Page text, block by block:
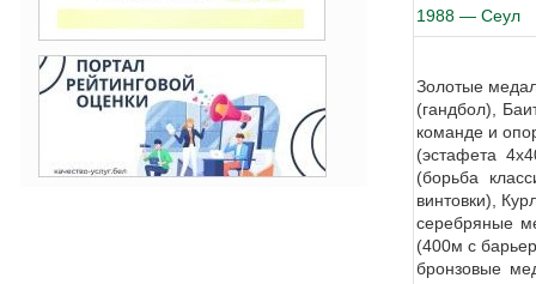
1988 — Сеул
Золотые
(гандбол),
команде и
(эстафета
(борьба
винтовки),
серебряные
(400м с
бронзовые